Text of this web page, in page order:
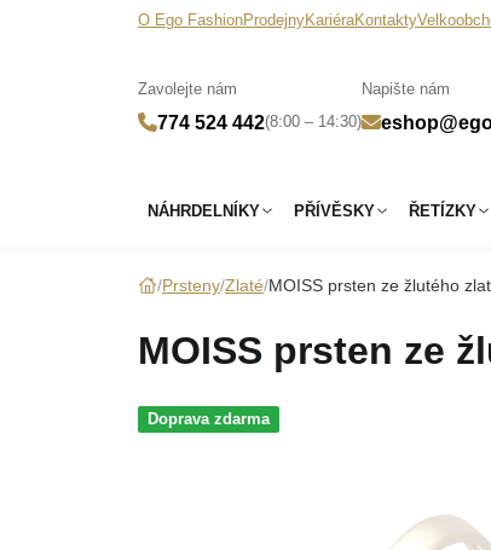
O Ego FashionProdejnyKariéraKontakty
Zavolejte nám
774 524 442(8:00 – 14:30)
Napište nám
NÁHRDELNÍKY PŘÍVĚSKY ŘETÍZKY
Prsteny Zlaté MOISS prsten ze žlutého
MOISS prsten ze
Doprava zdarma